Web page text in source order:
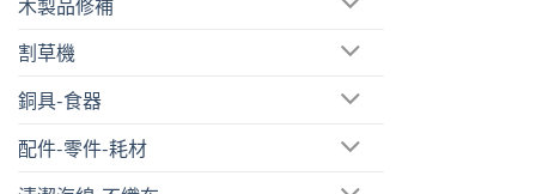
木製品修補
割草機
銅具-食器
配件-零件-耗材